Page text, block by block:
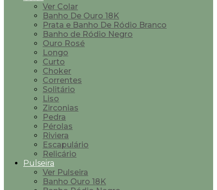
Ver Colar
Banho De Ouro 18K
Prata e Banho De Ródio Branco
Banho de Ródio Negro
Ouro Rosé
Longo
Curto
Choker
Correntes
Solitário
Liso
Zirconias
Pedra
Pérolas
Riviera
Escapulário
Relicário
Pulseira
Ver Pulseira
Banho Ouro 18K